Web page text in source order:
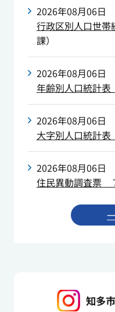
2026年08月06日
行政区別人口世
課）
2026年08月06日
年齢別人口統計
2026年08月06日
大字別人口統計
2026年08月06日
住民異動調査票
知多